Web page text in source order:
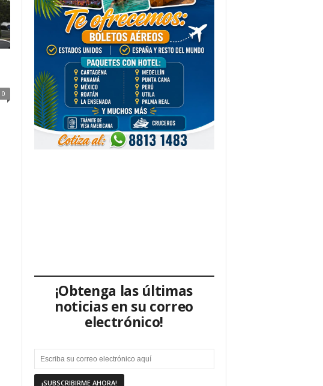
0
¡Obtenga las últimas
noticias en su correo
electrónico!